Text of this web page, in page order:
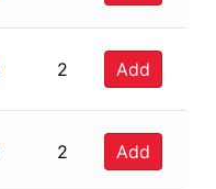
2 Add
2 Add